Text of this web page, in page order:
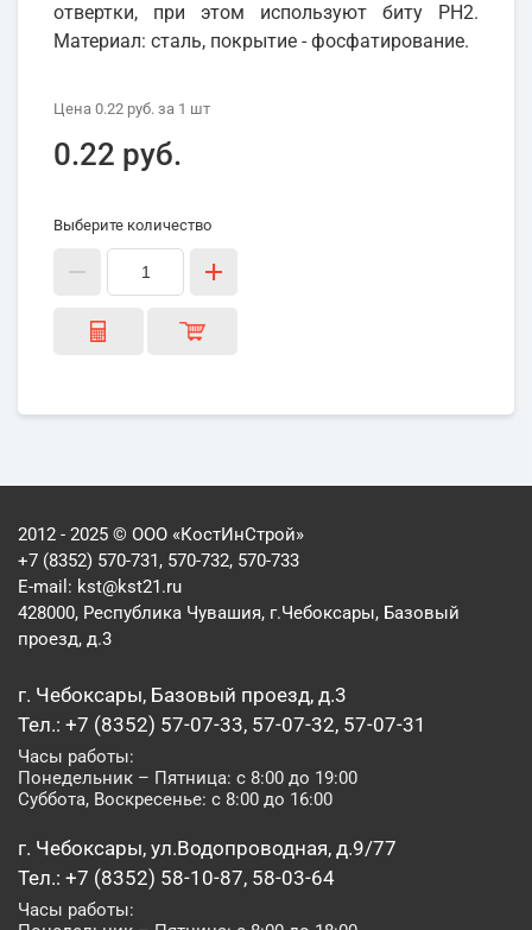
отвертки, при этом используют биту PH2.
Материал: сталь, покрытие - фосфатирование.
Цена 0.22 руб. за 1 шт
0.22 руб.
Выберите количество
2012 - 2025 © ООО «КостИнСтрой»
+7 (8352) 570-731, 570-732, 570-733
E-mail: kst@kst21.ru
428000, Республика Чувашия, г.Чебоксары, Базовый
проезд, д.3
г. Чебоксары, Базовый проезд, д.3
Тел.: +7 (8352) 57-07-33, 57-07-32, 57-07-31
Часы работы:
Понедельник – Пятница: с 8:00 до 19:00
Суббота, Воскресенье: с 8:00 до 16:00
г. Чебоксары, ул.Водопроводная, д.9/77
Тел.: +7 (8352) 58-10-87, 58-03-64
Часы работы: